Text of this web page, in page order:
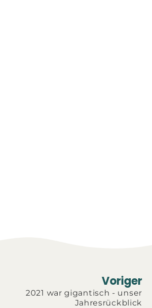
Voriger
2021 war gigantisch - unser
Jahresrückblick